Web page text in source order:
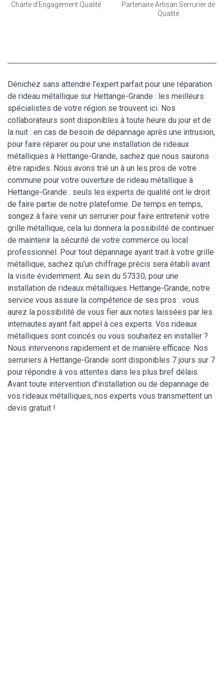
Charte d'Engagement Qualité
Partenaire Artisan Serrurier de
Qualité
Dénichez sans attendre l’expert parfait pour une réparation
de rideau métallique sur Hettange-Grande : les meilleurs
spécialistes de votre région se trouvent ici. Nos
collaborateurs sont disponibles à toute heure du jour et de
la nuit : en cas de besoin de dépannage après une intrusion,
pour faire réparer ou pour une installation de rideaux
métalliques à Hettange-Grande, sachez que nous saurons
être rapides. Nous avons trié un à un les pros de votre
commune pour votre ouverture de rideau métallique à
Hettange-Grande : seuls les experts de qualité ont le droit
de faire partie de notre plateforme. De temps en temps,
songez à faire venir un serrurier pour faire entretenir votre
grille métallique, cela lui donnera la possibilité de continuer
de maintenir la sécurité de votre commerce ou local
professionnel. Pour tout dépannage ayant trait à votre grille
métallique, sachez qu’un chiffrage précis sera établi avant
la visite évidemment. Au sein du 57330, pour une
installation de rideaux métalliques Hettange-Grande, notre
service vous assure la compétence de ses pros : vous
aurez la possibilité de vous fier aux notes laissées par les
internautes ayant fait appel à ces experts. Vos rideaux
métalliques sont coincés ou vous souhaitez en installer ?
Nous intervenons rapidement et de manière efficace. Nos
serruriers à Hettange-Grande sont disponibles 7 jours sur 7
pour répondre à vos attentes dans les plus bref délais.
Avant toute intervention d’installation ou de depannage de
vos rideaux métalliques, nos experts vous transmettent un
devis gratuit !